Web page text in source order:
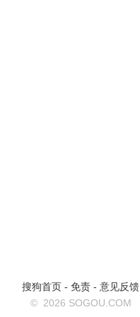
搜狗首页 - 免责 - 意见反馈
© 2026 SOGOU.COM